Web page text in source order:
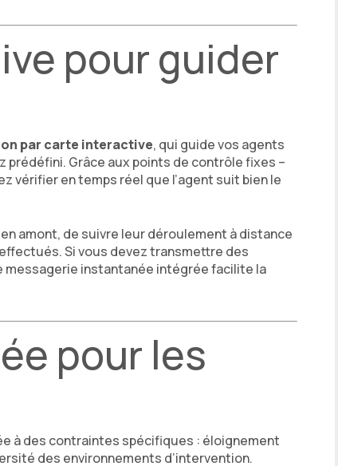
pour guider
par carte interactive, qui guide vos agents
prédéfini. Grâce aux points de contrôle fixes –
vérifier en temps réel que l’agent suit bien le
amont, de suivre leur déroulement à distance
Si vous devez transmettre des
instantanée intégrée facilite la
pour les
à des contraintes spécifiques : éloignement
des environnements d’intervention.